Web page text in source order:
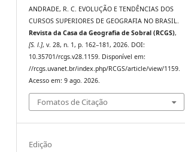
ANDRADE, R. C. EVOLUÇÃO E TENDÊNCIAS DOS
CURSOS SUPERIORES DE GEOGRAFIA NO BRASIL.
Revista da Casa da Geografia de Sobral (RCGS),
[S. l.], v. 28, n. 1, p. 162–181, 2026. DOI:
10.35701/rcgs.v28.1159. Disponível em:
//rcgs.uvanet.br/index.php/RCGS/article/view/1159.
Acesso em: 9 ago. 2026.
Fomatos de Citação
Edição